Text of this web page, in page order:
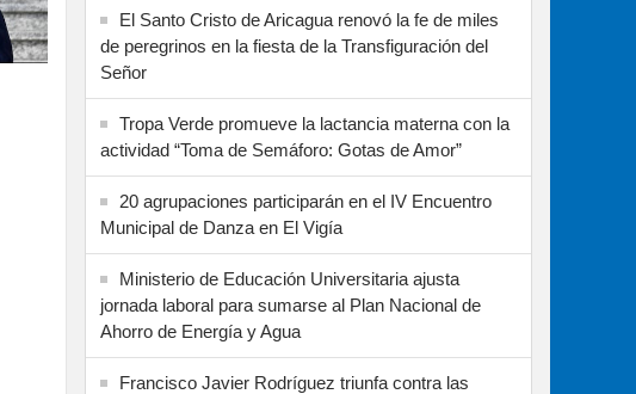
El Santo Cristo de Aricagua renovó la fe de miles
de peregrinos en la fiesta de la Transfiguración del
Señor
Tropa Verde promueve la lactancia materna con la
actividad “Toma de Semáforo: Gotas de Amor”
20 agrupaciones participarán en el IV Encuentro
Municipal de Danza en El Vigía
Ministerio de Educación Universitaria ajusta
jornada laboral para sumarse al Plan Nacional de
Ahorro de Energía y Agua
Francisco Javier Rodríguez triunfa contra las